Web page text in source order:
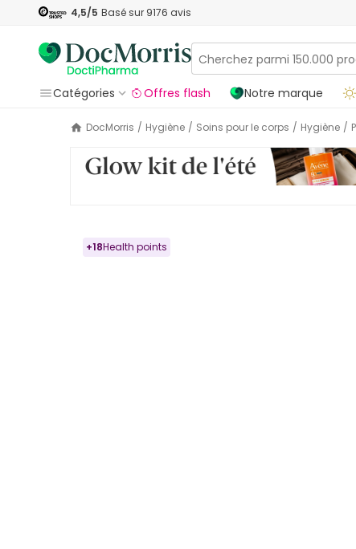
4,5/5 Basé sur 9176 avis
Catégories
Offres flash Notre marque
DocMorris / Hygiène / Soins pour le corps / Hygiène /
+18Health points